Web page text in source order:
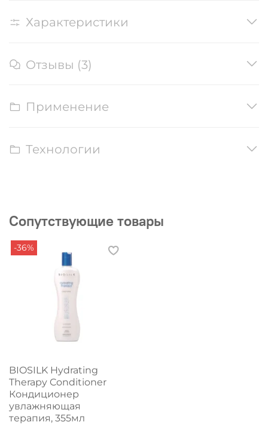
Характеристики
Отзывы (3)
Применение
Технологии
Сопутствующие товары
-36%
BIOSILK Hydrating
Therapy Conditioner
Кондиционер
увлажняющая
терапия, 355мл